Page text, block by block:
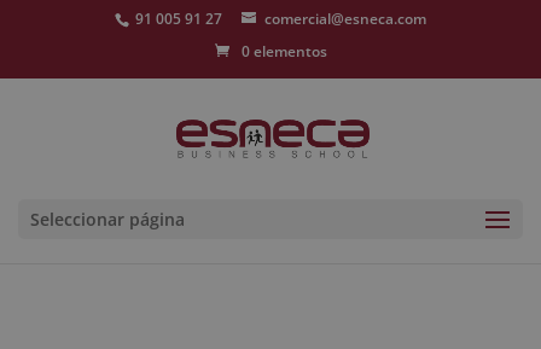
91 005 91 27
comercial@esneca.com
0 elementos
Seleccionar página